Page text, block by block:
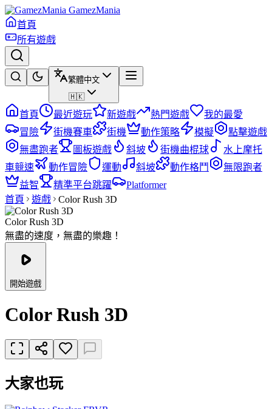
GamezMania
首頁
所有遊戲
繁體中文
🇭🇰
首頁 最近遊玩 新遊戲 熱門遊戲
我的最愛
冒險
街機賽車 街機 動作策略 模擬
點擊遊戲
無盡跑者
圖板遊戲 斜坡 街機曲棍球
水上摩托
車競速
動作冒險 運動 斜坡 動作格鬥
無限跑者
益智
精準平台跳躍
Platformer
首頁
遊戲 Color Rush 3D
Color Rush 3D
無盡的速度，無盡的樂趣！
開始遊戲
Color Rush 3D
大家也玩